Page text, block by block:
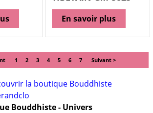
En savoir plus
1 2 3 4 5 6 7 Suivant >
Bouddhiste - Univers